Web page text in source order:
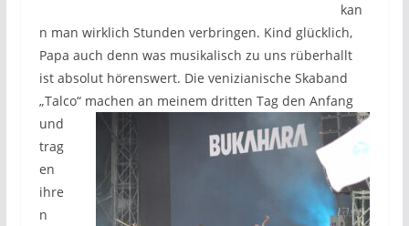
kan
n man wirklich Stunden verbringen. Kind glücklich,
Papa auch denn was musikalisch zu uns rüberhallt
ist absolut hörenswert. Die venizianische Skaband
„Talco“ machen an meinem dritten Tag den Anfang
und
trag
en
ihre
n